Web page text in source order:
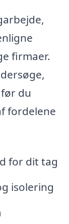
firmaer.
du
fordelene
for dit tag
isolering